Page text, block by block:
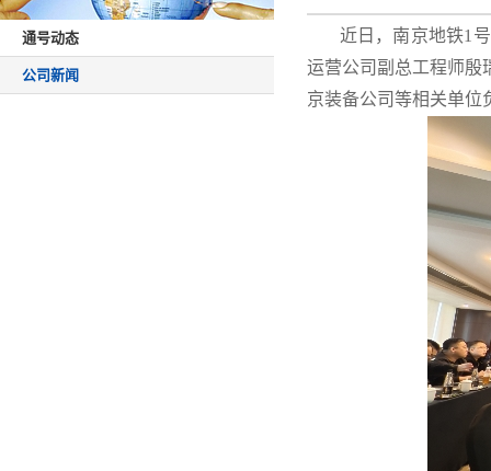
通号动态
公司新闻
近日，南京地铁1号
运营公司副总工程师殷
京装备公司等相关单位